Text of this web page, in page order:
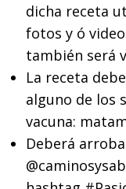
dicha receta
fotos y ó
también será
La receta
alguno de los
vacuna:
Deberá